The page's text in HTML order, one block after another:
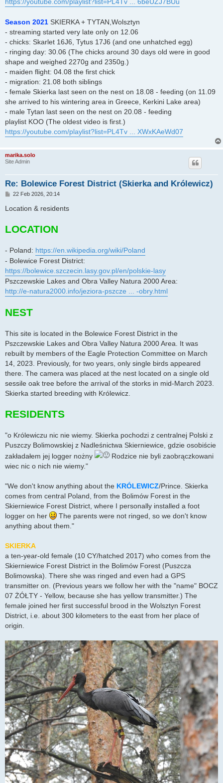
https://youtube.com/playlist?list=PL4Tv ... 6beUZJ7BUu
Season 2021 SKIERKA + TYTAN,Wolsztyn
- streaming started very late only on 12.06
- chicks: Skarlet 16J6, Tytus 17J6 (and one unhatched egg)
- ringing day: 30.06 (The chicks around 30 days old were in good
shape and weighed 2270g and 2350g.)
- maiden flight: 04.08 the first chick
- migration: 21.08 both siblings
- female Skierka last seen on the nest on 18.08 - feeding (on 11.09
she arrived to his wintering area in Greece, Kerkini Lake area)
- male Tytan last seen on the nest on 20.08 - feeding
playlist KOO (The oldest video is first.)
https://youtube.com/playlist?list=PL4Tv ... XWxKAeWd07
marika.solo
Site Admin
Re: Bolewice Forest District (Skierka and Królewicz)
P
s
22 Feb 2026, 20:14
Location & residents
LOCATION
- Poland: https://en.wikipedia.org/wiki/Poland
- Bolewice Forest District:
https://bolewice.szczecin.lasy.gov.pl/en/polskie-lasy
Pszczewskie Lakes and Obra Valley Natura 2000 Area:
http://e-natura2000.info/jeziora-pszcze ... -obry.html
NEST
This site is located in the Bolewice Forest District in the
Pszczewskie Lakes and Obra Valley Natura 2000 Area. It was
rebuilt by members of the Eagle Protection Committee on March
14, 2023. Previously, for two years, only single birds appeared
there. The camera was placed at the nest located on a single old
sessile oak tree before the arrival of the storks in mid-March 2023.
Skierka started breeding with Królewicz.
RESIDENTS
"o Królewiczu nic nie wiemy. Skierka pochodzi z centralnej Polski z
Puszczy Bolimowskiej z Nadleśnictwa Skierniewice, gdzie osobiście
zakładałem jej logger nożny
Rodzice nie byli zaobrączkowani
wiec nic o nich nie wiemy."
"We don't know anything about the KRÓLEWICZ/Prince. Skierka
comes from central Poland, from the Bolimów Forest in the
Skierniewice Forest District, where I personally installed a foot
logger on her
The parents were not ringed, so we don't know
anything about them."
SKIERKA
a ten-year-old female (10 CY/hatched 2017) who comes from the
Skierniewice Forest District in the Bolimów Forest (Puszcza
Bolimowska). There she was ringed and even had a GPS
transmitter on. (Previous years we follow her with the "name" BOCZ
07 ŻÓŁTY - Yellow, because she has yellow transmitter.) The
female joined her first successful brood in the Wolsztyn Forest
District, i.e. about 300 kilometers to the east from her place of
origin.